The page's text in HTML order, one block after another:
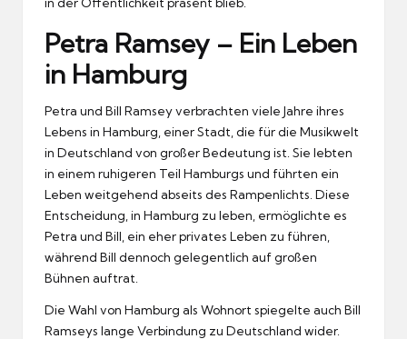
Petra Ramsey – Ein Leben
in Hamburg
Petra und Bill Ramsey verbrachten viele Jahre ihres
Lebens in Hamburg, einer Stadt, die für die Musikwelt
in Deutschland von großer Bedeutung ist. Sie lebten
in einem ruhigeren Teil Hamburgs und führten ein
Leben weitgehend abseits des Rampenlichts. Diese
Entscheidung, in Hamburg zu leben, ermöglichte es
Petra und Bill, ein eher privates Leben zu führen,
während Bill dennoch gelegentlich auf großen
Bühnen auftrat.
Die Wahl von Hamburg als Wohnort spiegelte auch Bill
Ramseys lange Verbindung zu Deutschland wider.